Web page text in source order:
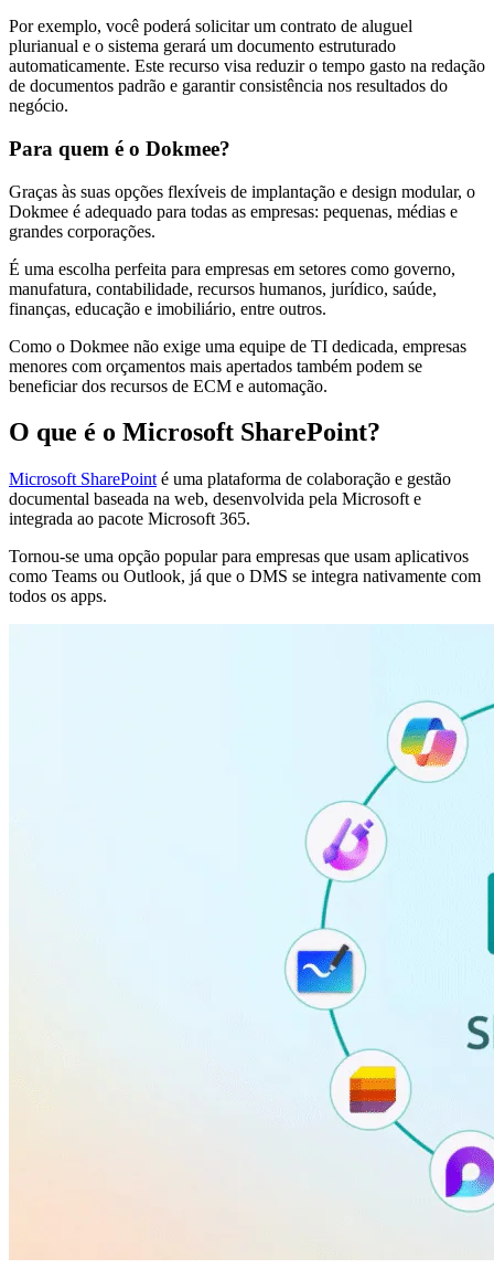
Por exemplo, você poderá solicitar um contrato de aluguel
plurianual e o sistema gerará um documento estruturado
automaticamente. Este recurso visa reduzir o tempo gasto na redação
de documentos padrão e garantir consistência nos resultados do
negócio.
Para quem é o Dokmee?
Graças às suas opções flexíveis de implantação e design modular, o
Dokmee é adequado para todas as empresas: pequenas, médias e
grandes corporações.
É uma escolha perfeita para empresas em setores como governo,
manufatura, contabilidade, recursos humanos, jurídico, saúde,
finanças, educação e imobiliário, entre outros.
Como o Dokmee não exige uma equipe de TI dedicada, empresas
menores com orçamentos mais apertados também podem se
beneficiar dos recursos de ECM e automação.
O que é o Microsoft SharePoint?
Microsoft SharePoint é uma plataforma de colaboração e gestão
documental baseada na web, desenvolvida pela Microsoft e
integrada ao pacote Microsoft 365.
Tornou-se uma opção popular para empresas que usam aplicativos
como Teams ou Outlook, já que o DMS se integra nativamente com
todos os apps.